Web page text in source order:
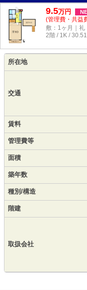
9.5万円
(管理費・共益
敷：1ヶ月｜礼
2階 / 1K /
所在地
交通
賃料
管理費等
面積
築年数
種別/構造
階建
取扱会社